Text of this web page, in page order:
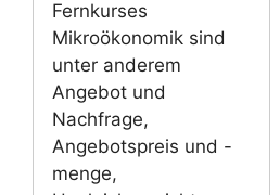
Fernkurses
Mikroökonomik sind
unter anderem
Angebot und
Nachfrage,
Angebotspreis und -
menge,